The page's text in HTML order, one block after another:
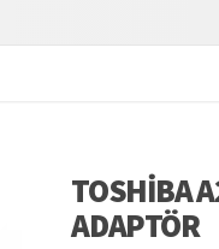
TOSHIBA
ADAPTÖR